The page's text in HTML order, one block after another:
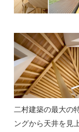
二村建築の最大の
ングから天井を見